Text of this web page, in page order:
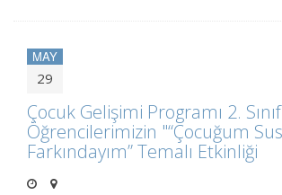
MAY
29
Çocuk Gelişimi Programı 2. Sınıf
Öğrencilerimizin "“Çocuğum
Farkındayım” Temalı Etkinliği